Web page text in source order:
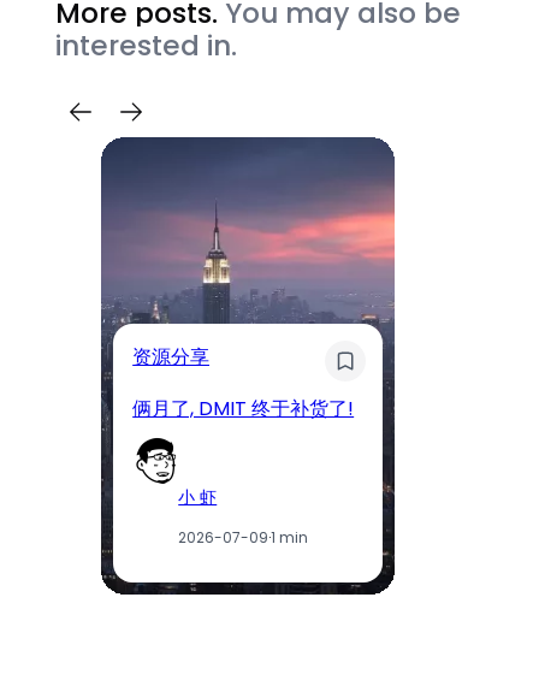
More posts. You may also be
interested in.
资源分享
俩月了, DMIT 终于补货了!
小 虾
2026-07-09·1 min